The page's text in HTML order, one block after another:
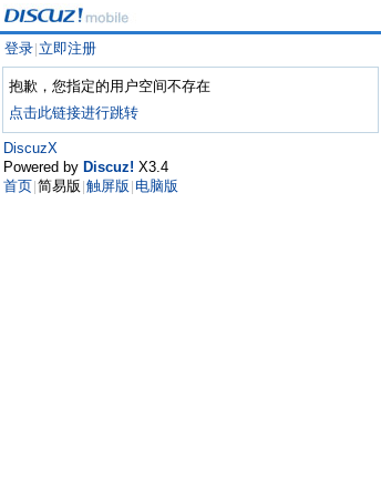
登录 立即注册
抱歉，您指定的用户空间不存在
点击此链接进行跳转
DiscuzX
Powered by Discuz! X3.4
首页 简易版 触屏版 电脑版